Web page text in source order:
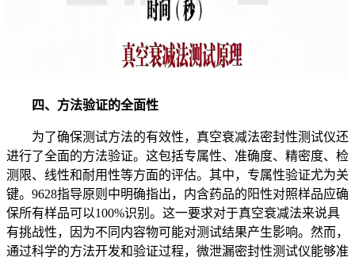
四、方法验证的全面性
为了确保测试方法的有效性，真空衰减法密封性测试仪还
进行了全面的方法验证。这包括专属性、准确度、精密度、检
测限、线性和耐用性等方面的评估。其中，专属性验证尤为关
键。9628指导原则中明确指出，内含药品的阳性对照样品应确
保所有样品可以100%识别。这一要求对于真空衰减法来说具
有挑战性，因为不同内容物可能对测试结果产生影响。然而，
通过科学的方法开发和验证过程，微泄漏密封性测试仪能够准